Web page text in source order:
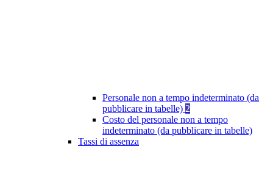
Personale non a tempo indeterminato (da
pubblicare in tabelle) 2
Costo del personale non a tempo
indeterminato (da pubblicare in tabelle)
Tassi di assenza